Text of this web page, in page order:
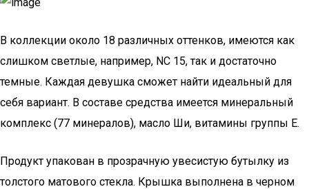
В коллекции около 18 различных оттенков, имеются как
слишком светлые, например, NC 15, так и достаточно
темные. Каждая девушка сможет найти идеальный для
себя вариант. В составе средства имеется минеральный
комплекс (77 минералов), масло Ши, витамины группы Е.
Продукт упакован в прозрачную увесистую бутылку из
толстого матового стекла. Крышка выполнена в черном